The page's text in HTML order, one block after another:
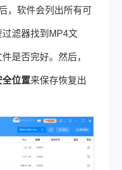
，软件会列出所有可
滤器找到MP4文
是否完好。然后，
全位置来保存恢复出